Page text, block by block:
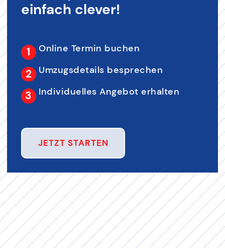
einfach clever!
Online Termin buchen
Umzugsdetails besprechen
Individuelles Angebot erhalten
JETZT STARTEN